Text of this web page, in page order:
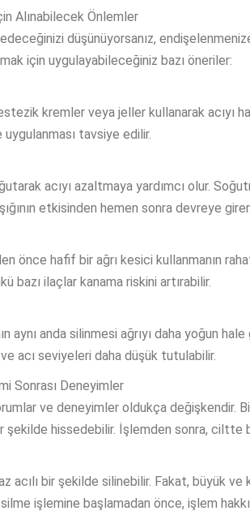
Alınabilecek Önlemler
düşünüyorsanız,
için uygulayabileceğiniz bazı öneriler:
kremler veya jeller kullanarak acıyı
tavsiye edilir.
acıyı azaltmaya yardımcı olur.
etkisinden hemen sonra devreye girer.
önce hafif bir ağrı kesici kullanmanın
bazı ilaçlar kanama riskini artırabilir.
aynı anda silinmesi ağrıyı daha yoğun
acı seviyeleri daha düşük tutulabilir.
Sonrası Deneyimler
ve deneyimler oldukça değişkendir.
hissedebilir. İşlemden sonra, ciltte
acılı bir şekilde silinebilir. Fakat, büyük
işlemine başlamadan önce, işlem